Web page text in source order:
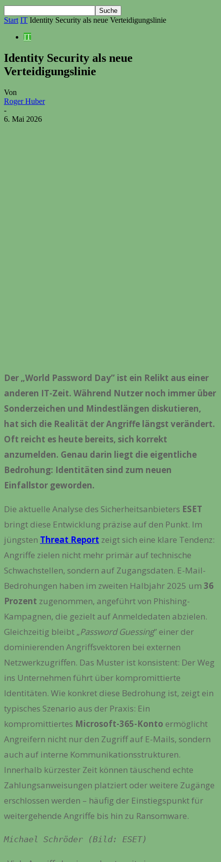
Start IT Identity Security als neue Verteidigungslinie
IT
Identity Security als neue
Verteidigungslinie
Von
Roger Huber
-
6. Mai 2026
Der „World Password Day” ist ein Relikt aus einer
anderen IT-Zeit. Während Nutzer noch immer über
Sonderzeichen und Mindestlängen diskutieren,
hat sich die Realität der Angriffe längst verändert.
Oft reicht es heute bereits, sich korrekt
anzumelden. Genau darin liegt die eigentliche
Bedrohung: Identitäten sind zum neuen
Einfallstor geworden.
Die aktuelle Analyse des Sicherheitsanbieters ESET
bringt diese Entwicklung präzise auf den Punkt. Im
jüngsten Threat Report zeigt sich eine klare Tendenz:
Angriffe zielen nicht mehr primär auf technische
Schwachstellen, sondern auf Zugangsdaten. E-Mail-
Bedrohungen haben im zweiten Halbjahr 2025 um 36
Prozent zugenommen, angeführt von Phishing-
Kampagnen, die gezielt auf Anmeldedaten abzielen.
Gleichzeitig bleibt „Password Guessing” einer der
dominierenden Angriffsvektoren bei externen
Netzwerkzugriffen. Das Muster ist konsistent: Der Weg
ins Unternehmen führt über kompromittierte
Identitäten. Wie konkret diese Bedrohung ist, zeigt ein
typisches Szenario aus der Praxis: Ein
kompromittiertes Microsoft-365-Konto ermöglicht
Angreifern nicht nur den Zugriff auf E-Mails, sondern
auch auf interne Kommunikationsstrukturen.
Innerhalb kürzester Zeit können täuschend echte
Zahlungsanweisungen platziert oder weitere Zugänge
erschlossen werden – häufig der Einstiegspunkt für
weitergehende Angriffe bis hin zu Ransomware.
Michael Schröder (Bild: ESET)